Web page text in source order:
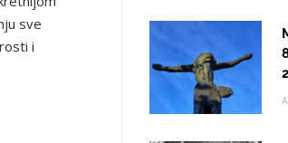
sve
i